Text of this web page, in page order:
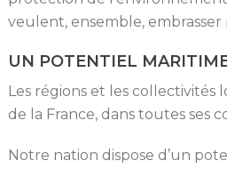
veulent, ensemble,
UN POTENTIEL
Les régions et les collectivités
de la France, dans toutes ses
Notre nation dispose d’un